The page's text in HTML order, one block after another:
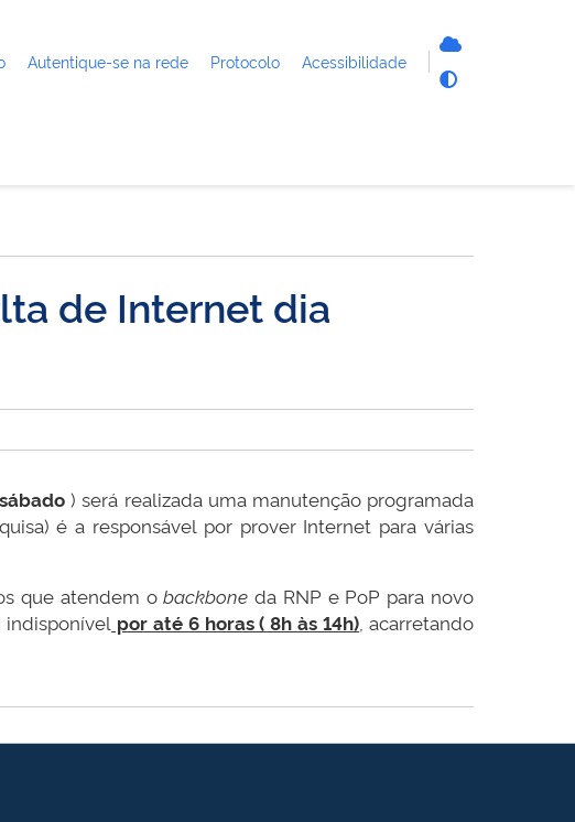
Autentique-se na rede Protocolo Acessibilidade
de Internet dia
sábado ) será realizada uma manutenção programada
é a responsável por prover Internet para várias
que atendem obackbone da RNP e PoP para novo
indisponível por até 6 horas ( 8h às 14h) , acarretando